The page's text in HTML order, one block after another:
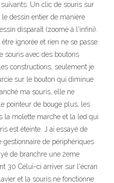
Un clic de souris sur
dessin entier de manière
disparaît (zoomé à l'infini).
ignorée et rien ne se passe.
souris avec des boutons
constructions, seulement je
sur le bouton qui diminue
ma souris, elle ne
pointeur de bouge plus, les
la molette marche et la led qui
est éteinte. J ai essayé de
de périphériques
de branchre une 2eme
30 Celui-ci arriver sur l'écran
et la souris ne fonctionne